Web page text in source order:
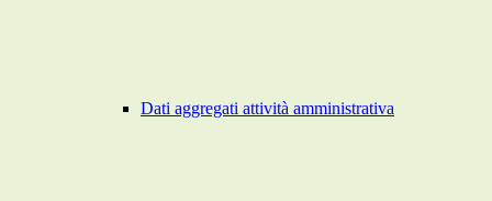
Dati aggregati attività amministrativa